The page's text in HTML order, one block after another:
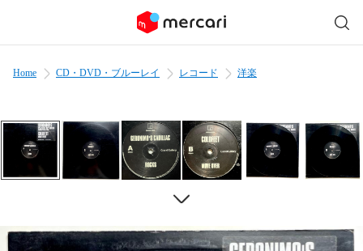
Home CD・DVD・ブルーレイ レコード 洋楽